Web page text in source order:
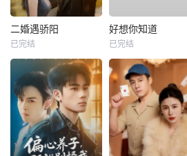
二婚遇骄阳
已完结
好想你知道
已完结